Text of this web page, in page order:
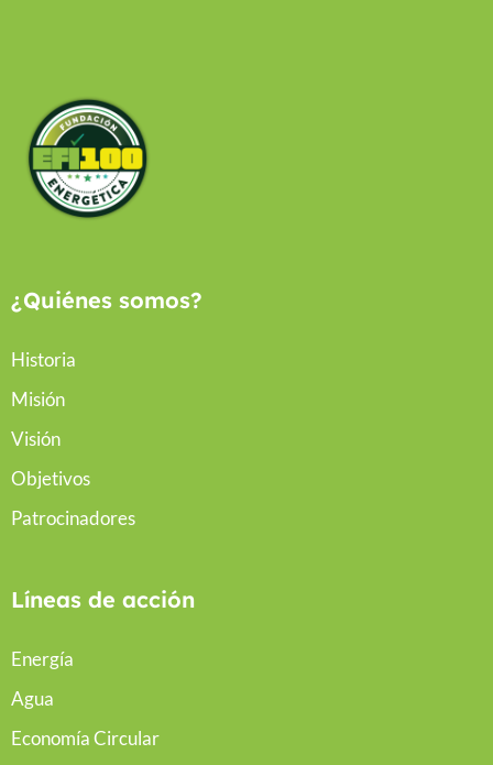
¿Quiénes somos?
Historia
Misión
Visión
Objetivos
Patrocinadores
Líneas de acción
Energía
Agua
Economía Circular